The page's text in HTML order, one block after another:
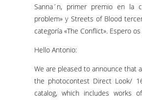
Sanna´n, primer premio en la
problem» y Streets of Blood
categoría «The Conflict». Espero
Hello Antonio:
We are pleased to announce that
the photocontest Direct Look/
catalog, which includes works